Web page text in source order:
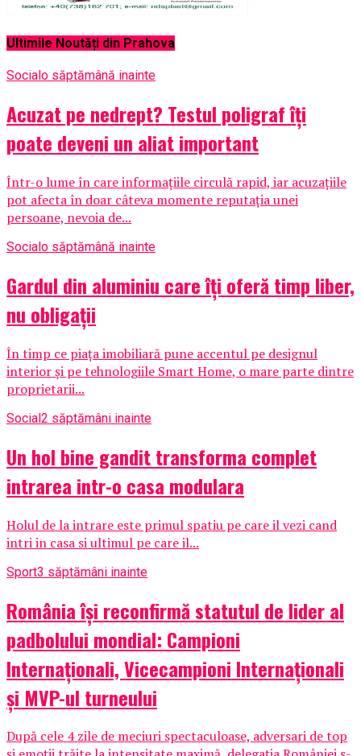
Ultimile Noutăți din Prahova
Social o săptămână inainte
Acuzat pe nedrept? Testul poligraf îţi
poate deveni un aliat important
Într-o lume în care informațiile circulă rapid, iar acuzațiile
pot afecta în doar câteva momente reputația unei
persoane, nevoia de...
Socialo săptămână inainte
Gardul din aluminiu care îți oferă timp liber,
nu obligații
În timp ce piața imobiliară pune accentul pe designul
interior și pe tehnologiile Smart Home, o mare parte dintre
proprietarii...
Social2 săptămâni inainte
Un hol bine gandit transforma complet
intrarea intr-o casa modulara
Holul de la intrare este primul spatiu pe care il vezi cand
intri in casa si ultimul pe care il...
Sport3 săptămâni inainte
România își reconfirmă statutul de lider al
padbolului mondial: Campioni
Internaționali, Vicecampioni Internaționali
și MVP-ul turneului
După cele 4 zile de meciuri spectaculoase, adversari de top